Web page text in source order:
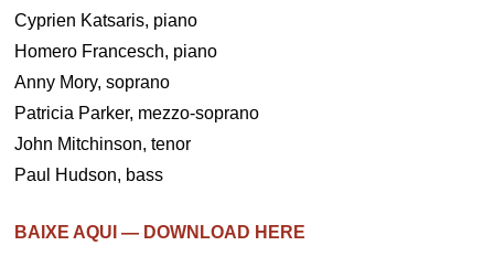
Cyprien Katsaris, piano
Homero Francesch, piano
Anny Mory, soprano
Patricia Parker, mezzo-soprano
John Mitchinson, tenor
Paul Hudson, bass
BAIXE AQUI — DOWNLOAD HERE